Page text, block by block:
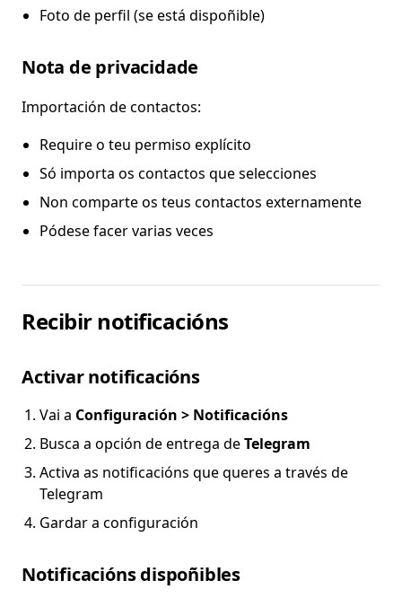
Foto de perfil (se está dispoñible)
Nota de privacidade
Importación de contactos:
Require o teu permiso explícito
Só importa os contactos que selecciones
Non comparte os teus contactos externamente
Pódese facer varias veces
Recibir notificacións
Activar notificacións
Vai a Configuración > Notificacións
Busca a opción de entrega deTelegram
Activa as notificacións que queres a través de
Telegram
Gardar a configuración
Notificacións dispoñibles